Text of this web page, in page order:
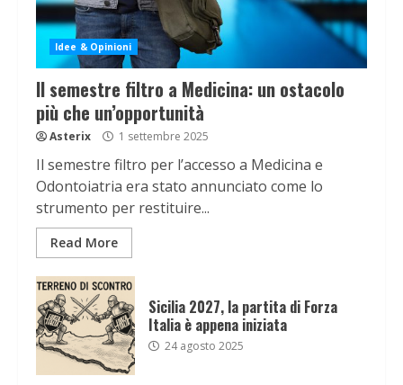
Idee & Opinioni
Il semestre filtro a Medicina: un ostacolo
più che un’opportunità
Asterix 1 settembre 2025
Il semestre filtro per l’accesso a Medicina e
Odontoiatria era stato annunciato come lo
strumento per restituire...
Read More
Sicilia 2027, la partita di Forza
Italia è appena iniziata
24 agosto 2025